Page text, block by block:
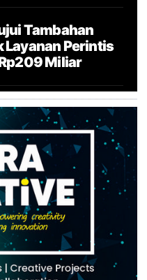
Tambahan
Perintis
Miliar